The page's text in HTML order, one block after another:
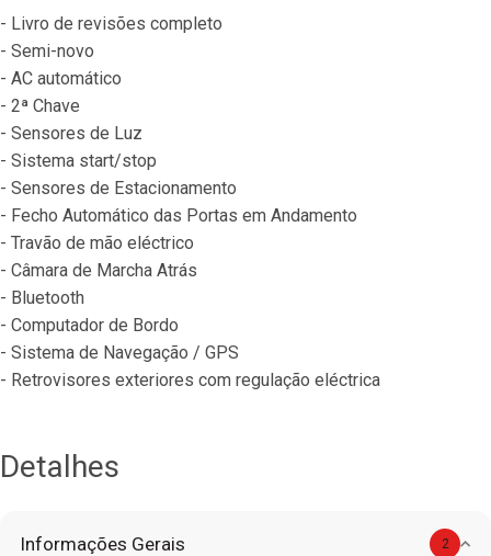
- Livro de revisões completo
- Semi-novo
- AC automático
- 2ª Chave
- Sensores de Luz
- Sistema start/stop
- Sensores de Estacionamento
- Fecho Automático das Portas em Andamento
- Travão de mão eléctrico
- Câmara de Marcha Atrás
- Bluetooth
- Computador de Bordo
- Sistema de Navegação / GPS
- Retrovisores exteriores com regulação eléctrica
Detalhes
Informações Gerais 2